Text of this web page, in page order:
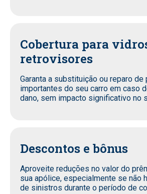
Cobertura para
retrovisores
Garanta a substituição ou reparo de
importantes do seu carro em caso
dano, sem impacto significativo no
Descontos e bônus
Aproveite reduções no valor do
sua apólice, especialmente se não
de sinistros durante o período de